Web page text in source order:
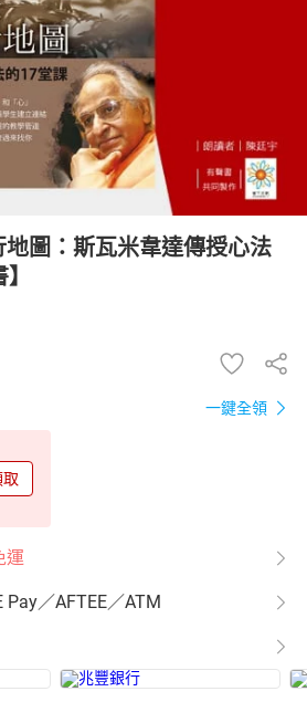
本書
圖：斯瓦米韋達傳授心法
一鍵全領
運
Pay／AFTEE／ATM